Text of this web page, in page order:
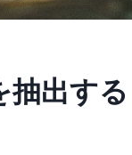
抽出する